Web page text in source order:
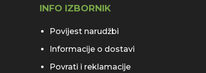
INFO IZBORNIK
Povijest narudžbi
Informacije o dostavi
Povrati i reklamacije